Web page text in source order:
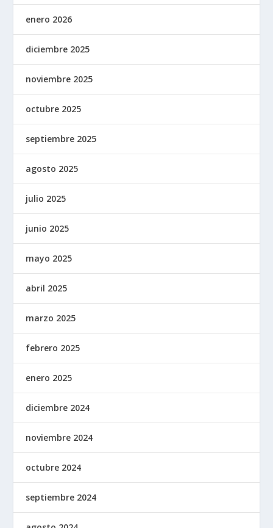
enero 2026
diciembre 2025
noviembre 2025
octubre 2025
septiembre 2025
agosto 2025
julio 2025
junio 2025
mayo 2025
abril 2025
marzo 2025
febrero 2025
enero 2025
diciembre 2024
noviembre 2024
octubre 2024
septiembre 2024